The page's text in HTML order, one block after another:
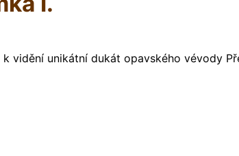
vidění unikátní dukát opavského vévody